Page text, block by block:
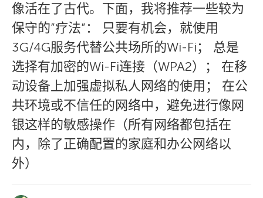
像活在了古代。下面，我将推荐一些较为
保守的”疗法”： 只要有机会，就使用
3G/4G服务代替公共场所的Wi-Fi； 总是
选择有加密的Wi-Fi连接（WPA2）； 在移
动设备上加强虚拟私人网络的使用； 在公
共环境或不信任的网络中，避免进行像网
银这样的敏感操作（所有网络都包括在
内，除了正确配置的家庭和办公网络以
外）